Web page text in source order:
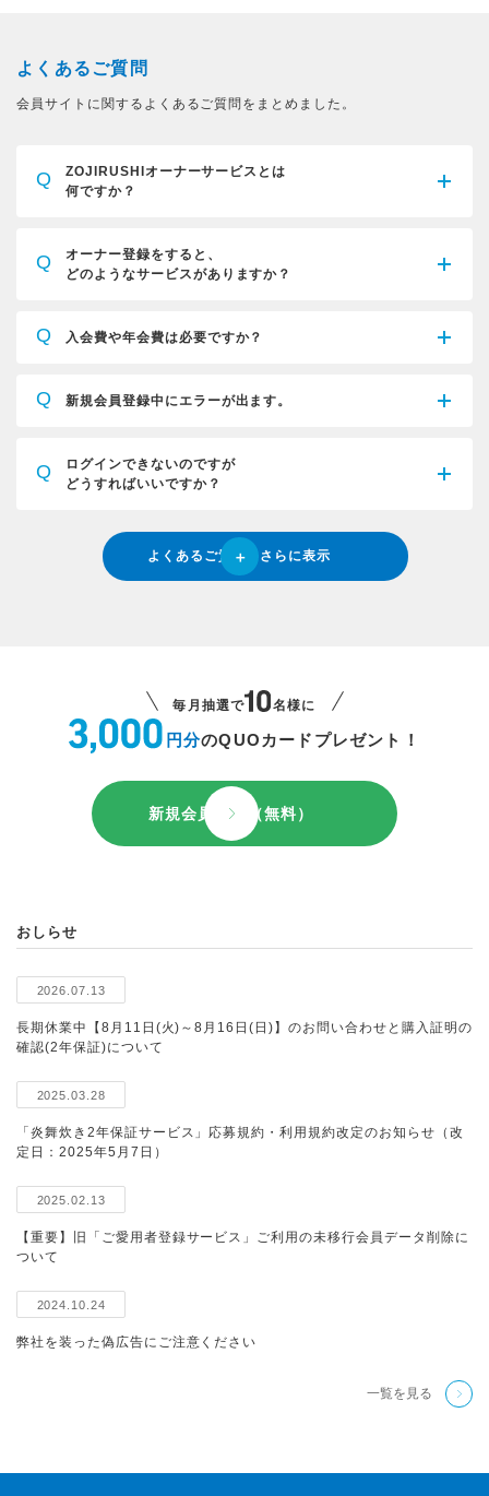
よくあるご質問
会員サイトに関するよくあるご質問をまとめました。
Q
ZOJIRUSHIオーナーサービスとは
何ですか？
Q
オーナー登録をすると、
どのようなサービスがありますか？
Q 入会費や年会費は必要ですか？
Q 新規会員登録中にエラーが出ます。
Q
ログインできないのですが
どうすればいいですか？
よくあるご質問をさらに表示
毎月抽選で 名様に
円分のQUOカードプレゼント！
新規会員登録（無料）
おしらせ
2026.07.13
長期休業中【8月11日(火)～8月16日(日)】のお問い合わせと購入証明の
確認(2年保証)について
2025.03.28
「炎舞炊き2年保証サービス」応募規約・利用規約改定のお知らせ（改
定日：2025年5月7日）
2025.02.13
【重要】旧「ご愛用者登録サービス」ご利用の未移行会員データ削除に
ついて
2024.10.24
弊社を装った偽広告にご注意ください
一覧を見る